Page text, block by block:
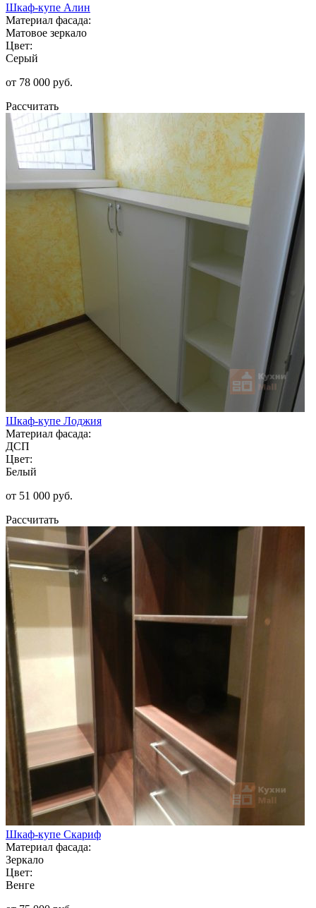
Шкаф-купе Алин
Материал фасада:
Матовое зеркало
Цвет:
Серый
от 78 000 руб.
Рассчитать
Шкаф-купе Лоджия
Материал фасада:
ДСП
Цвет:
Белый
от 51 000 руб.
Рассчитать
Шкаф-купе Скариф
Материал фасада:
Зеркало
Цвет:
Венге